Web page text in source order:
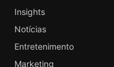
Insights
Notícias
Entretenimento
Marketing